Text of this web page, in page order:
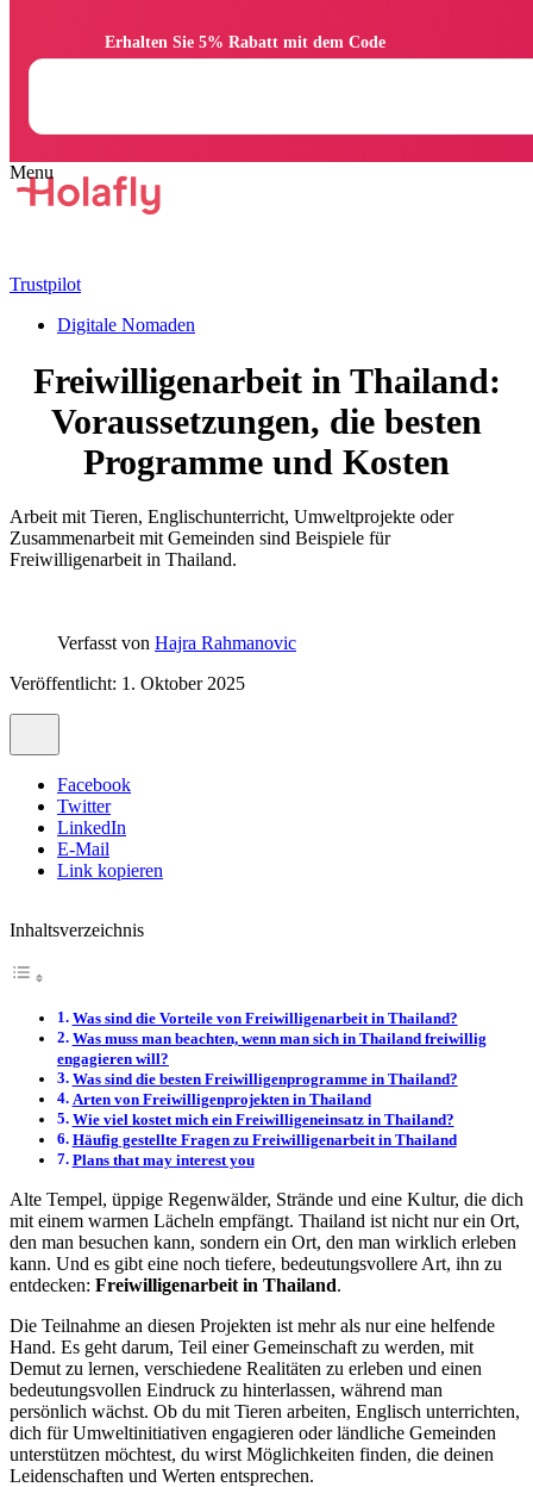
Trustpilot
Digitale Nomaden
Freiwilligenarbeit in Thailand:
Voraussetzungen, die besten
Programme und Kosten
Arbeit mit Tieren, Englischunterricht, Umweltprojekte oder
Zusammenarbeit mit Gemeinden sind Beispiele für
Freiwilligenarbeit in Thailand.
Verfasst von Hajra Rahmanovic
Veröffentlicht: 1. Oktober 2025
Facebook
Twitter
LinkedIn
E-Mail
Link kopieren
Inhaltsverzeichnis
Was sind die Vorteile von Freiwilligenarbeit in Thailand?
Was muss man beachten, wenn man sich in Thailand freiwillig
engagieren will?
Was sind die besten Freiwilligenprogramme in Thailand?
Arten von Freiwilligenprojekten in Thailand
Wie viel kostet mich ein Freiwilligeneinsatz in Thailand?
Häufig gestellte Fragen zu Freiwilligenarbeit in Thailand
Plans that may interest you
Alte Tempel, üppige Regenwälder, Strände und eine Kultur, die dich
mit einem warmen Lächeln empfängt. Thailand ist nicht nur ein Ort,
den man besuchen kann, sondern ein Ort, den man wirklich erleben
kann. Und es gibt eine noch tiefere, bedeutungsvollere Art, ihn zu
entdecken: Freiwilligenarbeit in Thailand.
Die Teilnahme an diesen Projekten ist mehr als nur eine helfende
Hand. Es geht darum, Teil einer Gemeinschaft zu werden, mit
Demut zu lernen, verschiedene Realitäten zu erleben und einen
bedeutungsvollen Eindruck zu hinterlassen, während man
persönlich wächst. Ob du mit Tieren arbeiten, Englisch unterrichten,
dich für Umweltinitiativen engagieren oder ländliche Gemeinden
unterstützen möchtest, du wirst Möglichkeiten finden, die deinen
Leidenschaften und Werten entsprechen.